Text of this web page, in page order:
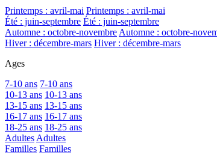
Printemps : avril-mai Printemps : avril-mai
Été : juin-septembre Été : juin-septembre
Automne : octobre-novembreAutomne : octobre-
Hiver : décembre-mars Hiver : décembre-mars
Ages
7-10 ans 7-10 ans
10-13 ans 10-13 ans
13-15 ans 13-15 ans
16-17 ans 16-17 ans
18-25 ans 18-25 ans
AdultesAdultes
Familles Familles